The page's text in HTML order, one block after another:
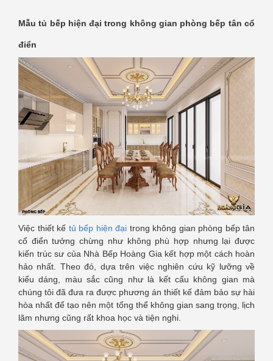
Mẫu tủ bếp hiện đại trong không gian phòng bếp tân cổ
điển
Việc thiết kế tủ bếp hiện đại trong không gian phòng bếp tân
cổ điển tưởng chừng như không phù hợp nhưng lại được
kiến trúc sư của Nhà Bếp Hoàng Gia kết hợp một cách hoàn
hảo nhất. Theo đó, dựa trên việc nghiên cứu kỹ lưỡng về
kiểu dáng, màu sắc cũng như là kết cấu không gian mà
chúng tôi đã đưa ra được phương án thiết kế đảm bảo sự hài
hòa nhất để tạo nên một tổng thể không gian sang trọng, lịch
lãm nhưng cũng rất khoa học và tiện nghi.